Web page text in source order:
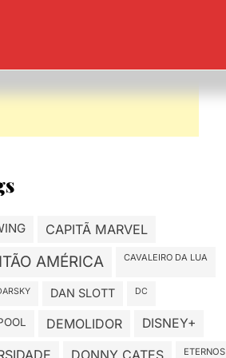
CAPITÃ MARVEL
AMÉRICA CAVALEIRO DA LUA
DAN SLOTT DC
DEMOLIDOR DISNEY+
DONNY CATES ETERNOS